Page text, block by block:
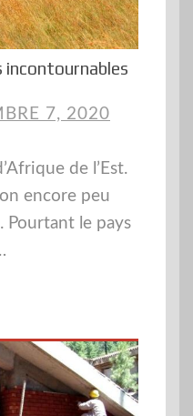
incontournables
7, 2020
de l’Est.
encore peu
Pourtant le pays